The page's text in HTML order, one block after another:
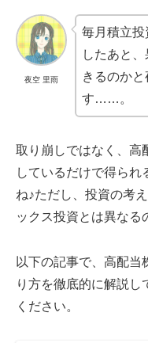
夜空 里雨
毎月積立
したあと
きるのか
す……。
取り崩しではなく、高
しているだけで得られ
ね♪ただし、投資の考
ックス投資とは異なる
以下の記事で、高配
り方を徹底的に解説し
ください。